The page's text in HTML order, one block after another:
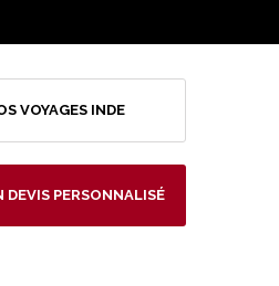
VOYAGES INDE
DEVIS PERSONNALISÉ